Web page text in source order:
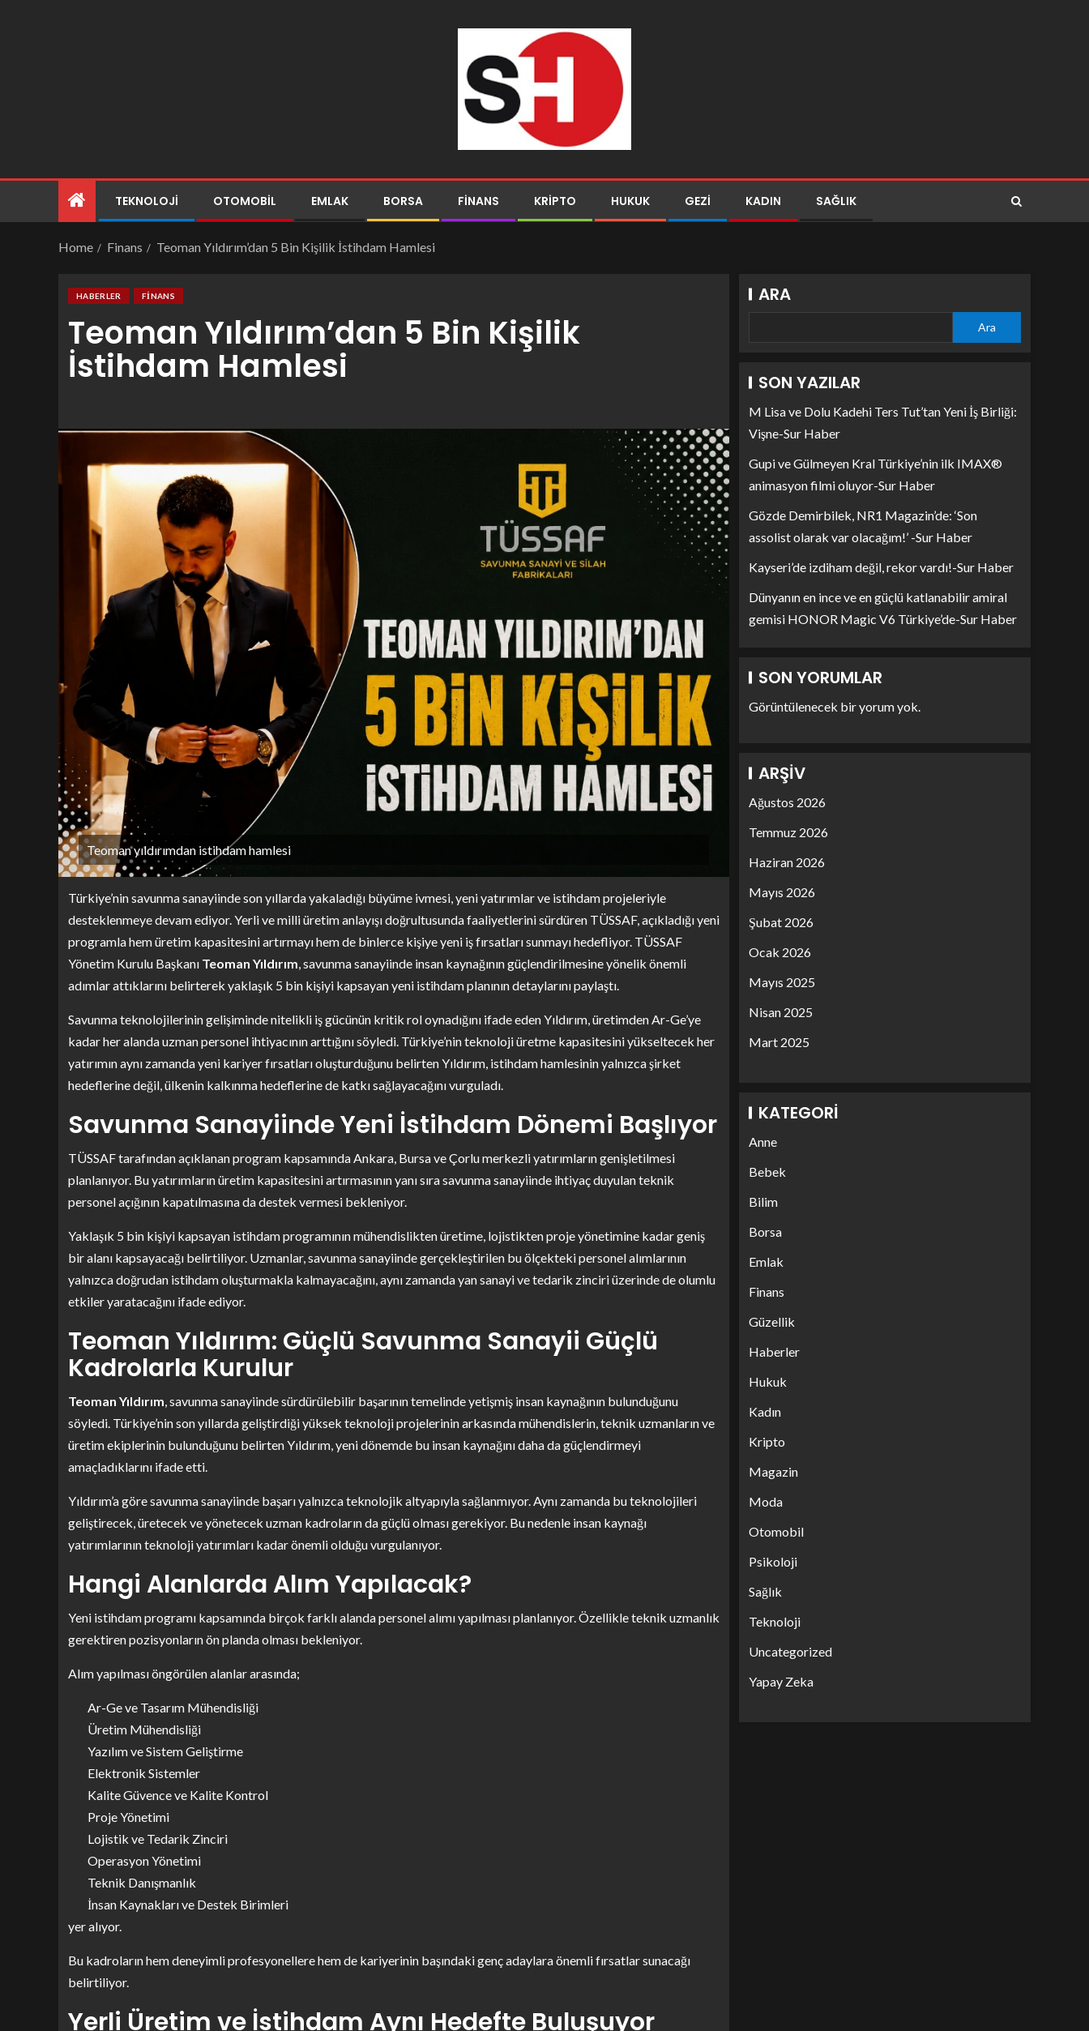
TEKNOLOJI OTOMOBIL EMLAK BORSA FINANS KRIPTO HUKUK GEZI KADIN SAĞLIK
Home Finans Teoman Yıldırım’dan 5 Bin Kişilik İstihdam Hamlesi
HABERLER FINANS
Teoman Yıldırım’dan 5 Bin Kişilik
İstihdam Hamlesi
Teoman yıldırımdan istihdam hamlesi
Türkiye’nin savunma sanayiinde son yıllarda yakaladığı büyüme ivmesi, yeni yatırımlar ve istihdam projeleriyle
desteklenmeye devam ediyor. Yerli ve milli üretim anlayışı doğrultusunda faaliyetlerini sürdüren TÜSSAF, açıkladığı yeni
programla hem üretim kapasitesini artırmayı hem de binlerce kişiye yeni iş fırsatları sunmayı hedefliyor. TÜSSAF
Yönetim Kurulu Başkanı Teoman Yıldırım, savunma sanayiinde insan kaynağının güçlendirilmesine yönelik önemli
adımlar attıklarını belirterek yaklaşık 5 bin kişiyi kapsayan yeni istihdam planının detaylarını paylaştı.
Savunma teknolojilerinin gelişiminde nitelikli iş gücünün kritik rol oynadığını ifade eden Yıldırım, üretimden Ar-Ge’ye
kadar her alanda uzman personel ihtiyacının arttığını söyledi. Türkiye’nin teknoloji üretme kapasitesini yükseltecek her
yatırımın aynı zamanda yeni kariyer fırsatları oluşturduğunu belirten Yıldırım, istihdam hamlesinin yalnızca şirket
hedeflerine değil, ülkenin kalkınma hedeflerine de katkı sağlayacağını vurguladı.
Savunma Sanayiinde Yeni İstihdam Dönemi Başlıyor
TÜSSAF tarafından açıklanan program kapsamında Ankara, Bursa ve Çorlu merkezli yatırımların genişletilmesi
planlanıyor. Bu yatırımların üretim kapasitesini artırmasının yanı sıra savunma sanayiinde ihtiyaç duyulan teknik
personel açığının kapatılmasına da destek vermesi bekleniyor.
Yaklaşık 5 bin kişiyi kapsayan istihdam programının mühendislikten üretime, lojistikten proje yönetimine kadar geniş
bir alanı kapsayacağı belirtiliyor. Uzmanlar, savunma sanayiinde gerçekleştirilen bu ölçekteki personel alımlarının
yalnızca doğrudan istihdam oluşturmakla kalmayacağını, aynı zamanda yan sanayi ve tedarik zinciri üzerinde de olumlu
etkiler yaratacağını ifade ediyor.
Teoman Yıldırım: Güçlü Savunma Sanayii Güçlü
Kadrolarla Kurulur
Teoman Yıldırım, savunma sanayiinde sürdürülebilir başarının temelinde yetişmiş insan kaynağının bulunduğunu
söyledi. Türkiye’nin son yıllarda geliştirdiği yüksek teknoloji projelerinin arkasında mühendislerin, teknik uzmanların ve
üretim ekiplerinin bulunduğunu belirten Yıldırım, yeni dönemde bu insan kaynağını daha da güçlendirmeyi
amaçladıklarını ifade etti.
Yıldırım’a göre savunma sanayiinde başarı yalnızca teknolojik altyapıyla sağlanmıyor. Aynı zamanda bu teknolojileri
geliştirecek, üretecek ve yönetecek uzman kadroların da güçlü olması gerekiyor. Bu nedenle insan kaynağı
yatırımlarının teknoloji yatırımları kadar önemli olduğu vurgulanıyor.
Hangi Alanlarda Alım Yapılacak?
Yeni istihdam programı kapsamında birçok farklı alanda personel alımı yapılması planlanıyor. Özellikle teknik uzmanlık
gerektiren pozisyonların ön planda olması bekleniyor.
Alım yapılması öngörülen alanlar arasında;
Ar-Ge ve Tasarım Mühendisliği
Üretim Mühendisliği
Yazılım ve Sistem Geliştirme
Elektronik Sistemler
Kalite Güvence ve Kalite Kontrol
Proje Yönetimi
Lojistik ve Tedarik Zinciri
Operasyon Yönetimi
Teknik Danışmanlık
İnsan Kaynakları ve Destek Birimleri
yer alıyor.
Bu kadroların hem deneyimli profesyonellere hem de kariyerinin başındaki genç adaylara önemli fırsatlar sunacağı
belirtiliyor.
Yerli Üretim ve İstihdam Aynı Hedefte Buluşuyor
ARA
Ara
SON YAZILAR
M Lisa ve Dolu Kadehi Ters Tut’tan Yeni İş Birliği:
Vişne-Sur Haber
Gupi ve Gülmeyen Kral Türkiye’nin ilk IMAX®
animasyon filmi oluyor-Sur Haber
Gözde Demirbilek, NR1 Magazin’de: ‘Son
assolist olarak var olacağım!’ -Sur Haber
Kayseri’de izdiham değil, rekor vardı!-Sur Haber
Dünyanın en ince ve en güçlü katlanabilir amiral
gemisi HONOR Magic V6 Türkiye’de-Sur Haber
SON YORUMLAR
Görüntülenecek bir yorum yok.
ARŞIV
Ağustos 2026
Temmuz 2026
Haziran 2026
Mayıs 2026
Şubat 2026
Ocak 2026
Mayıs 2025
Nisan 2025
Mart 2025
KATEGORI
Anne
Bebek
Bilim
Borsa
Emlak
Finans
Güzellik
Haberler
Hukuk
Kadın
Kripto
Magazin
Moda
Otomobil
Psikoloji
Sağlık
Teknoloji
Uncategorized
Yapay Zeka